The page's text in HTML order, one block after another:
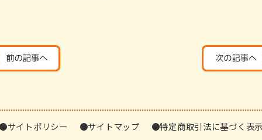
●サイトポリシー ●サイトマップ ●特定商取引法に基づく表示